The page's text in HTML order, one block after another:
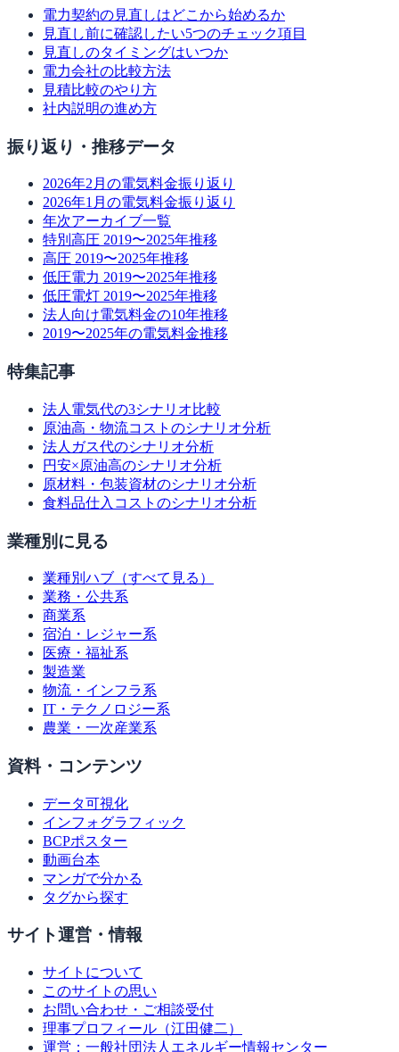
電力契約の見直しはどこから始めるか
見直し前に確認したい5つのチェック項目
見直しのタイミングはいつか
電力会社の比較方法
見積比較のやり方
社内説明の進め方
振り返り・推移データ
2026年2月の電気料金振り返り
2026年1月の電気料金振り返り
年次アーカイブ一覧
特別高圧 2019〜2025年推移
高圧 2019〜2025年推移
低圧電力 2019〜2025年推移
低圧電灯 2019〜2025年推移
法人向け電気料金の10年推移
2019〜2025年の電気料金推移
特集記事
法人電気代の3シナリオ比較
原油高・物流コストのシナリオ分析
法人ガス代のシナリオ分析
円安×原油高のシナリオ分析
原材料・包装資材のシナリオ分析
食料品仕入コストのシナリオ分析
業種別に見る
業種別ハブ（すべて見る）
業務・公共系
商業系
宿泊・レジャー系
医療・福祉系
製造業
物流・インフラ系
IT・テクノロジー系
農業・一次産業系
資料・コンテンツ
データ可視化
インフォグラフィック
BCPポスター
動画台本
マンガで分かる
タグから探す
サイト運営・情報
サイトについて
このサイトの思い
お問い合わせ・ご相談受付
理事プロフィール（江田健二）
運営：一般社団法人エネルギー情報センター